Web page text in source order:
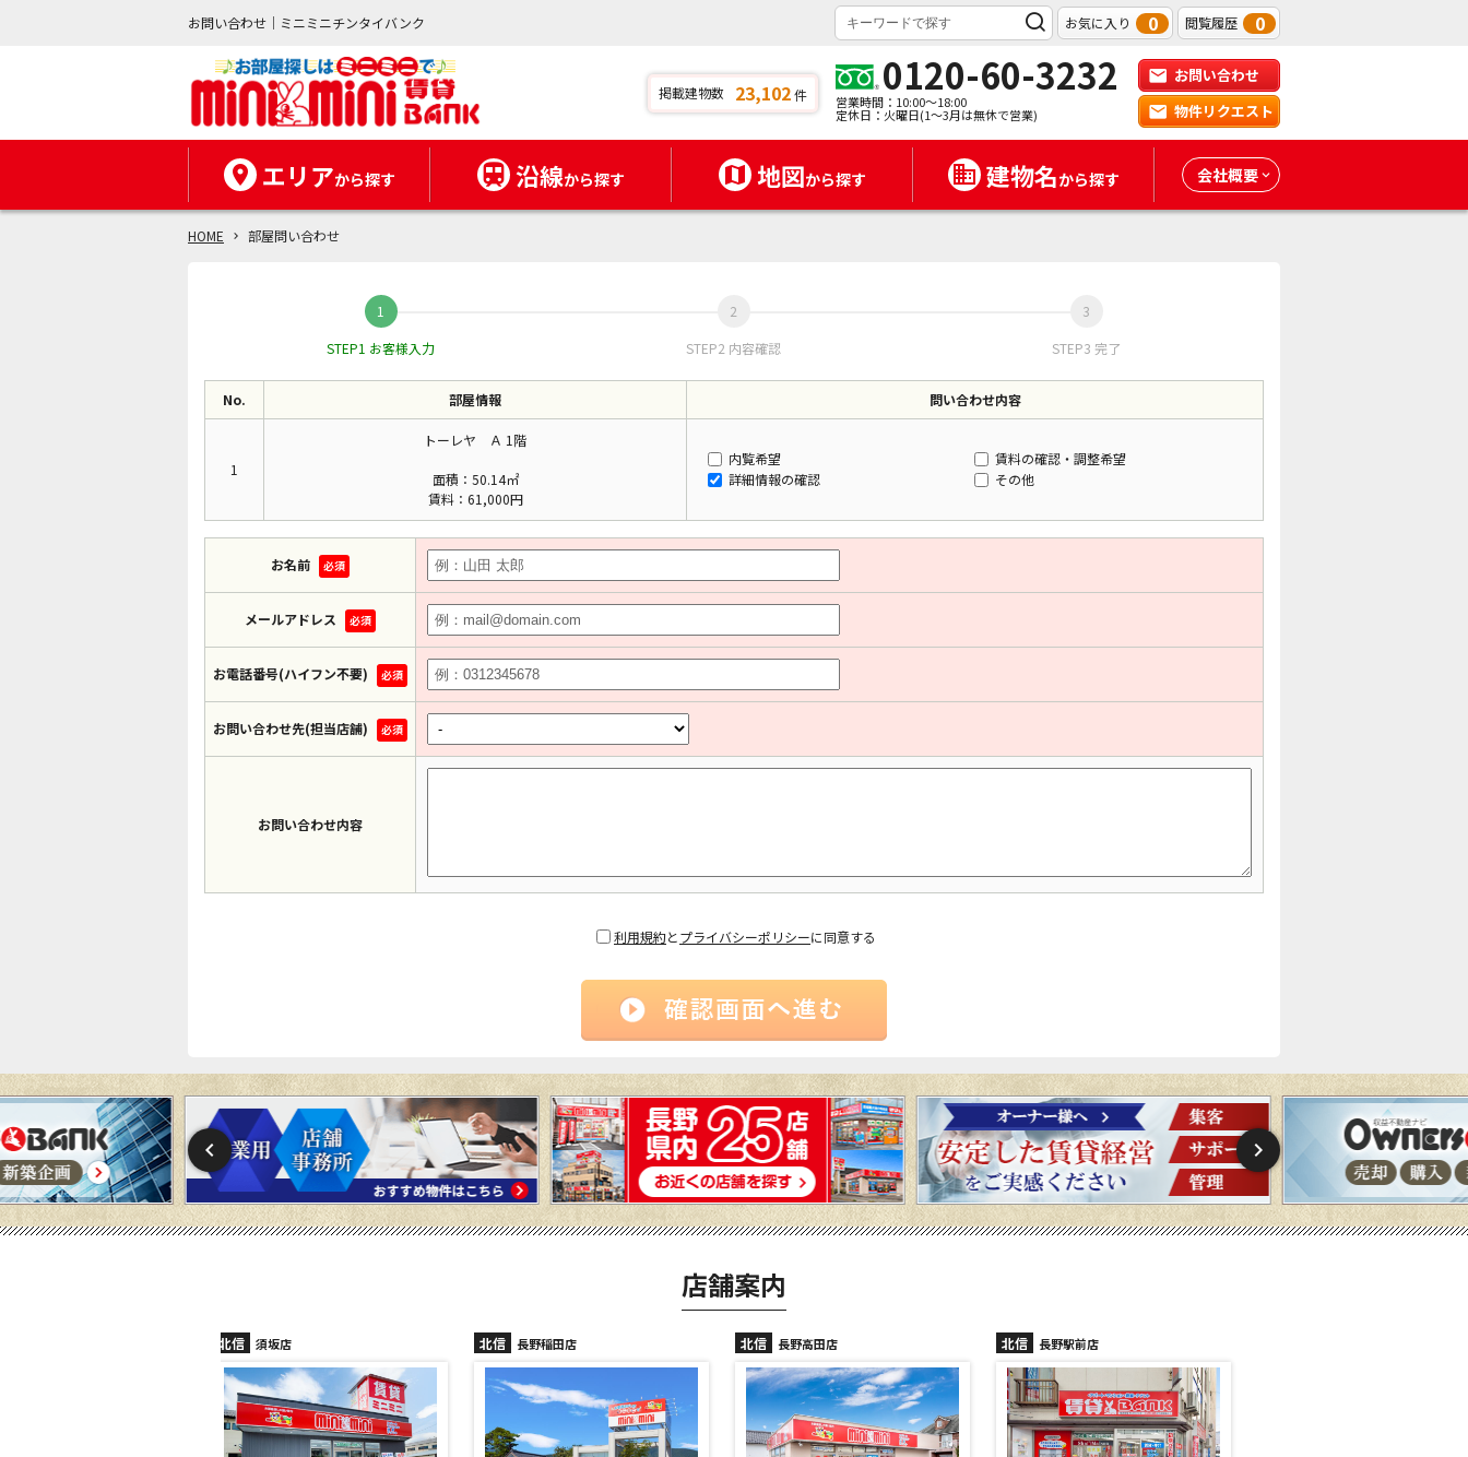
お問い合わせ｜ミニミニチンタイバンク お気に入り 0 閲覧履歴 0
掲載建物数 23,102件 0120-60-3232
営業時間：10:00～18:00
定休日：火曜日(1～3月は無休で営業)
お問い合わせ
物件リクエスト
エリアから探す 沿線から探す 地図から探す 建物名から探す 会社概要
HOME 部屋問い合わせ
STEP1 お客様入力 STEP2 内容確認 STEP3 完了
No. 部屋情報 問い合わせ内容
1
トーレヤ Ａ 1階
面積：50.14㎡
賃料：61,000円
内覧希望
賃料の確認・調整希望
詳細情報の確認
その他
お名前 必須
メールアドレス 必須
お電話番号(ハイフン不要) 必須
お問い合わせ先(担当店舗) 必須
お問い合わせ内容
利用規約とプライバシーポリシーに同意する
店舗案内
北信 長野稲田店 北信 長野高田店 北信 長野駅前店 北信 長野稲里店